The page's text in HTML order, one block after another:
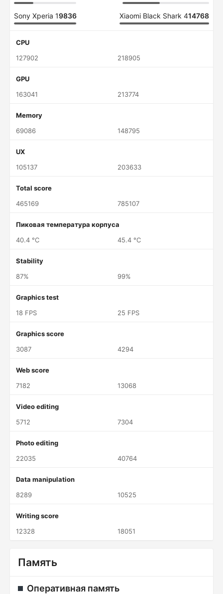
Sony Xperia 19836 Xiaomi Black Shark 414768
CPU
127902
218905
GPU
163041
213774
Memory
69086
148795
UX
105137
203633
Total score
465169
785107
Пиковая температура корпуса
40.4 °C
45.4 °C
Stability
87%
99%
Graphics test
18 FPS
25 FPS
Graphics score
3087
4294
Web score
7182
13068
Video editing
5712
7304
Photo editing
22035
40764
Data manipulation
8289
10525
Writing score
12328
18051
Память
Оперативная память